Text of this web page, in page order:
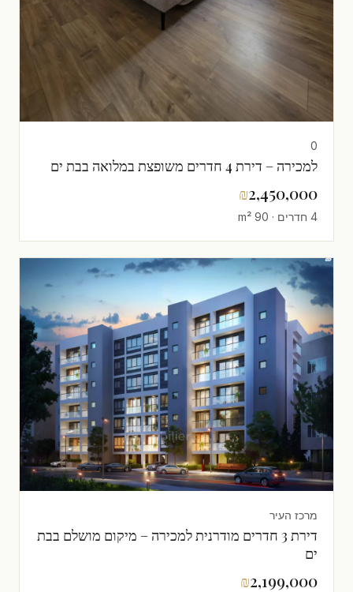
0
למכירה – דירת 4 חדרים משופצת במלואה בבת ים
₪2,450,000
4 חדרים · 90 m²
מרכז העיר
דירת 3 חדרים מודרנית למכירה – מיקום מושלם בבת
ים
₪2,199,000